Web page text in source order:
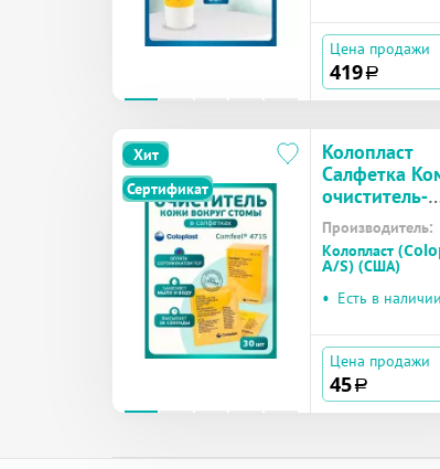
Цена продажи
419a
Хит
Сертификат
Колопласт
Салфетка
очиститель-
клинзер для
вокруг
(4715)
Производитель:
Колопласт
A/S) (США)
• Есть в наличии
Цена продажи
45a